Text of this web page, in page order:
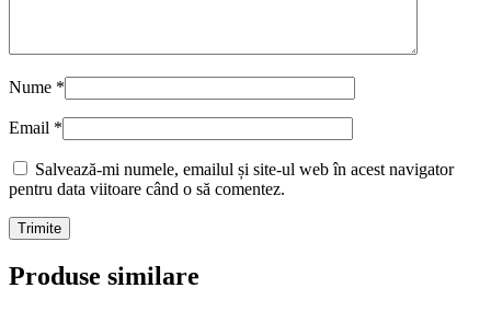
Nume *
Email *
Salvează-mi numele, emailul și site-ul web în acest navigator
pentru data viitoare când o să comentez.
Produse similare